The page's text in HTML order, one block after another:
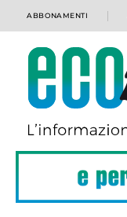
ABBONAMENTI